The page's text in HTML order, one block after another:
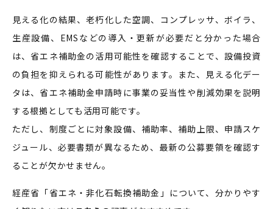
見える化の結果、老朽化した空調、コンプレッサ、ボイラ、
生産設備、EMSなどの導入・更新が必要だと分かった場合
は、省エネ補助金の活用可能性を確認することで、設備投資
の負担を抑えられる可能性があります。また、見える化デー
タは、省エネ補助金申請時に事業の妥当性や削減効果を説明
する根拠としても活用可能です。
ただし、制度ごとに対象設備、補助率、補助上限、申請スケ
ジュール、必要書類が異なるため、最新の公募要領を確認す
ることが欠かせません。
経産省「省エネ・非化石転換補助金」について、分かりやす